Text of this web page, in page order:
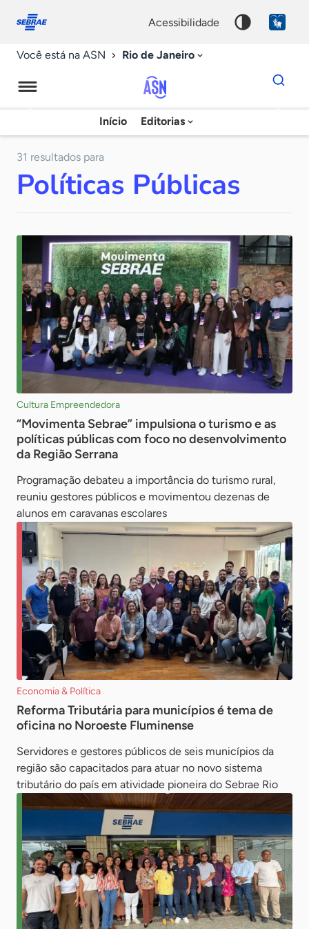
conosco
acessibilidade
Você está na ASN Rio de Janeiro
Agência
Sebrae
Notícias
Início Editorias
Dados
para
chave
31 resultados para
Políticas Públicas
Cultura Empreendedora
“Movimenta Sebrae” impulsiona o turismo e as
políticas públicas com foco no desenvolvimento
da Região Serrana
Programação debateu a importância do turismo rural,
reuniu gestores públicos e movimentou dezenas de
alunos em caravanas escolares
Economia & Política
Reforma Tributária para municípios é tema de
oficina no Noroeste Fluminense
Servidores e gestores públicos de seis municípios da
região são capacitados para atuar no novo sistema
tributário do país em atividade pioneira do Sebrae Rio